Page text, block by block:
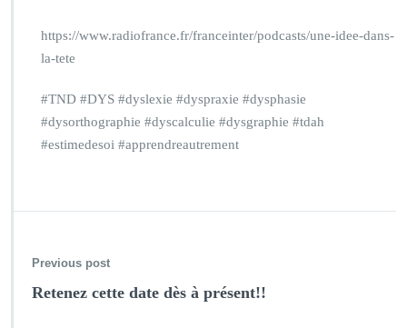
https://www.radiofrance.fr/franceinter/podcasts/une-idee-dans-
la-tete
#TND #DYS #dyslexie #dyspraxie #dysphasie
#dysorthographie #dyscalculie #dysgraphie #tdah
#estimedesoi #apprendreautrement
Previous post
Retenez cette date dès à présent!!